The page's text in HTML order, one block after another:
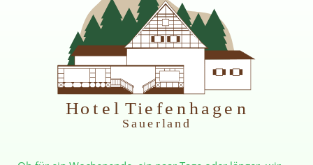
H otel Tiefenhagen
S auerland